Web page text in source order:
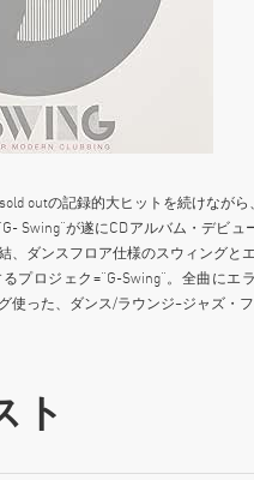
outの記録的大ヒットを続けなが
Swing”が遂にCDアルバム・デビ
、ダンスフロア仕様のスウィング
プロジェク=“G-Swing”。全曲に
使った、ダンス/ラウンジ~ジャズ・
ト